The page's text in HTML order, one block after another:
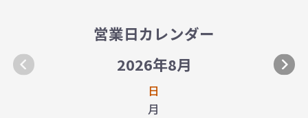
営業日カレンダー
2026年8月
日
月